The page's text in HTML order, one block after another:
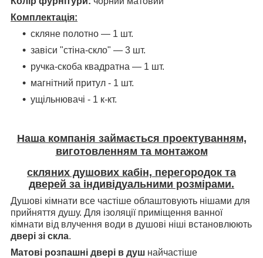
Комплектація:
скляне полотно ― 1 шт.
завіси "стіна-скло" ― 3 шт.
ручка-скоба квадратна ― 1 шт.
магнітний притул - 1 шт.
ущільнювачі - 1 к-кт.
Наша компанія займається проектуванням,
виготовленням та монтажом
скляних душових кабін, перегородок та
дверей за індивідуальними розмірами.
Душові кімнати все частіше облаштовують нішами для
прийняття душу. Для ізоляції приміщення ванної
кімнати від влучення води в душові ніші встановлюють
двері зі скла.
Матові розпашні двері в душ найчастіше